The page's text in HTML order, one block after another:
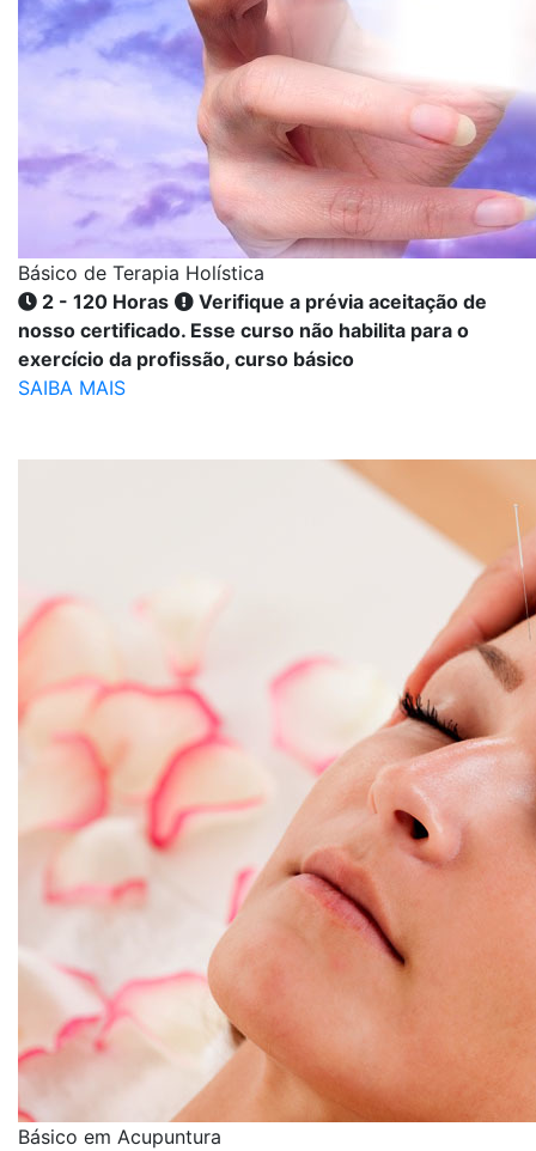
Básico de Terapia Holística
2 - 120 Horas
Verifique a prévia aceitação de
nosso certificado. Esse curso não habilita para o
exercício da profissão, curso básico
SAIBA MAIS
Básico em Acupuntura